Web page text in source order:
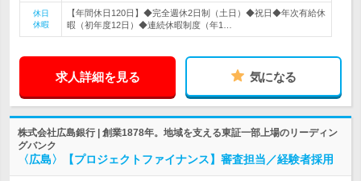
休日
休暇
【年間休日120日】◆完全週休2日制（土日）◆祝日◆年次有給休
暇（初年度12日）◆連続休暇制度（年1…
求人詳細を見る 気になる
株式会社広島銀行 | 創業1878年。地域を支える東証一部上場のリーディン
グバンク
〈広島〉【プロジェクトファイナンス】審査担当／経験者採用